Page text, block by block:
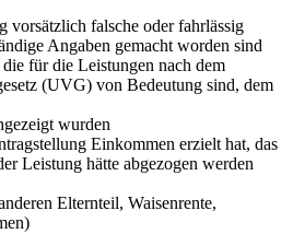
vorsätzlich falsche oder fahrlässig
Angaben gemacht worden sind
für die Leistungen nach dem
(UVG) von Bedeutung sind, dem
wurden
Einkommen erzielt hat, das
Leistung hätte abgezogen werden
Elternteil, Waisenrente,